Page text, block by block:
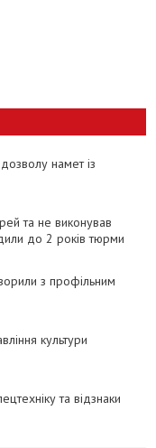
намет із
та не виконував
до 2 років тюрми
з профільним
культури
та відзнаки